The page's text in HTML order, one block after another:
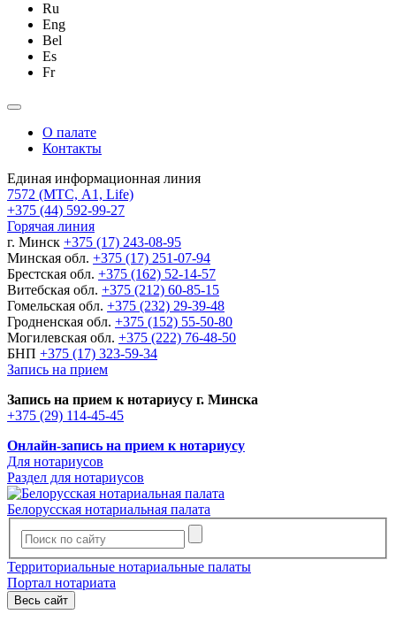
Ru
Eng
Bel
Es
Fr
О палате
Контакты
Единая информационная линия
7572 (МТС, A1, Life)
+375 (44) 592-99-27
Горячая линия
г. Минск +375 (17) 243-08-95
Минская обл. +375 (17) 251-07-94
Брестская обл. +375 (162) 52-14-57
Витебская обл. +375 (212) 60-85-15
Гомельская обл. +375 (232) 29-39-48
Гродненская обл. +375 (152) 55-50-80
Могилевская обл. +375 (222) 76-48-50
БНП +375 (17) 323-59-34
Запись на прием
Запись на прием к нотариусу г. Минска
+375 (29) 114-45-45
Онлайн-запись на прием к нотариусу
Для нотариусов
Раздел для нотариусов
Белорусская нотариальная палата
Территориальные нотариальные палаты
Портал нотариата
Весь сайт